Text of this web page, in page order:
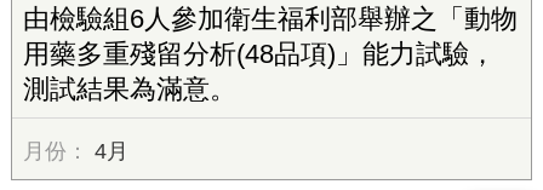
由檢驗組6人參加衛生福利部舉辦之「動物
用藥多重殘留分析(48品項)」能力試驗，
測試結果為滿意。
4月